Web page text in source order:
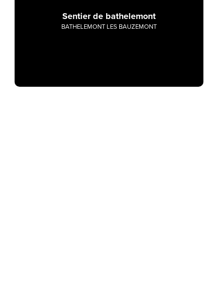
Sentier de bathelemont
BATHELEMONT LES BAUZEMONT